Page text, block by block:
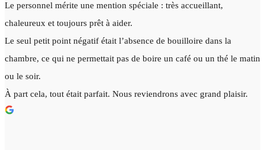
Le personnel mérite une mention spéciale : très accueillant,
chaleureux et toujours prêt à aider.
Le seul petit point négatif était l’absence de bouilloire dans la
chambre, ce qui ne permettait pas de boire un café ou un thé le matin
ou le soir.
À part cela, tout était parfait. Nous reviendrons avec grand plaisir.